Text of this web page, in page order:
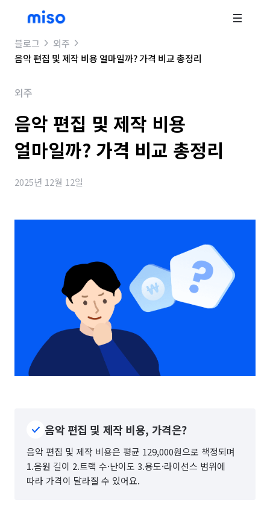
블로그
외주
음악 편집 및 제작 비용 얼마일까? 가격 비교 총정리
외주
음악 편집 및 제작 비용
얼마일까? 가격 비교 총정리
2025년 12월 12일
음악 편집 및 제작 비용, 가격은?
음악 편집 및 제작 비용은 평균 129,000원으로 책정되며
1.음원 길이 2.트랙 수·난이도 3.용도·라이선스 범위에
따라 가격이 달라질 수 있어요.